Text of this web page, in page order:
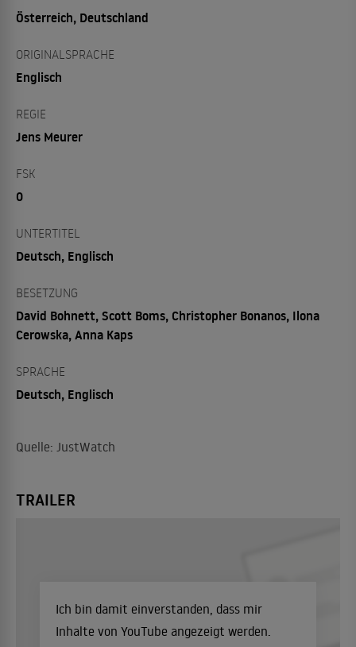
Österreich, Deutschland
ORIGINALSPRACHE
Englisch
REGIE
Jens Meurer
FSK
0
UNTERTITEL
Deutsch, Englisch
BESETZUNG
David Bohnett, Scott Boms, Christopher Bonanos, Ilona
Cerowska, Anna Kaps
SPRACHE
Deutsch, Englisch
Quelle: JustWatch
TRAILER
Ich bin damit einverstanden, dass mir
Inhalte von YouTube angezeigt werden.